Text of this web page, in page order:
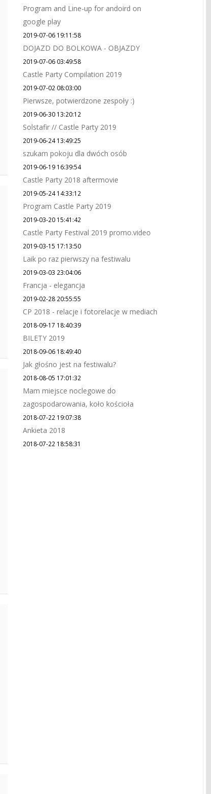
Program and Line-up for andoird on
google play
2019-07-06 19:11:58
DOJAZD DO BOLKOWA - OBJAZDY
2019-07-06 03:49:58
Castle Party Compilation 2019
2019-07-02 08:03:00
Pierwsze, potwierdzone zespoły :)
2019-06-30 13:20:12
Solstafir // Castle Party 2019
2019-06-24 13:49:25
szukam pokoju dla dwóch osób
2019-06-19 16:39:54
Castle Party 2018 aftermovie
2019-05-24 14:33:12
Program Castle Party 2019
2019-03-20 15:41:42
Castle Party Festival 2019 promo.video
2019-03-15 17:13:50
Laik po raz pierwszy na festiwalu
2019-03-03 23:04:06
Francja - elegancja
2019-02-28 20:55:55
CP 2018 - relacje i fotorelacje w mediach
2018-09-17 18:40:39
BILETY 2019
2018-09-06 18:49:40
Jak głośno jest na festiwalu?
2018-08-05 17:01:32
Mam miejsce noclegowe do
zagospodarowania, koło kościoła
2018-07-22 19:07:38
Ankieta 2018
2018-07-22 18:58:31